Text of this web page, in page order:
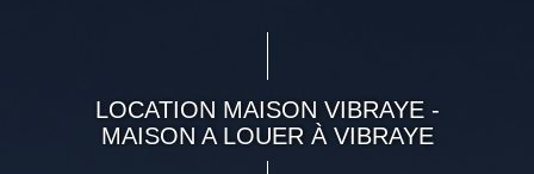
LOCATION MAISON VIBRAYE -
MAISON A LOUER À VIBRAYE